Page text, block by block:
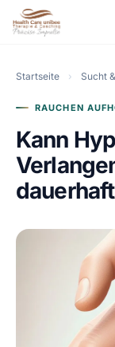
Startseite › Sucht
RAUCHEN
Kann